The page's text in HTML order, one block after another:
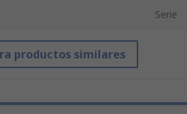
Serie
productos similares